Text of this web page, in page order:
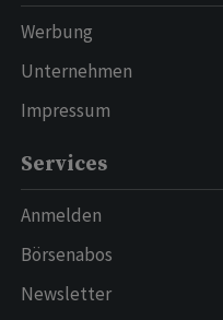
Werbung
Unternehmen
Impressum
Services
Anmelden
Börsenabos
Newsletter